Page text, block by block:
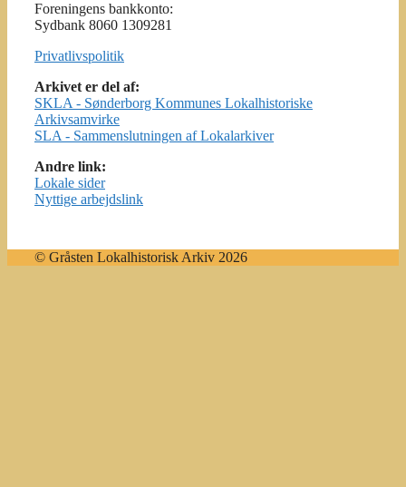
Foreningens bankkonto:
Sydbank 8060 1309281
Privatlivspolitik
Arkivet er del af:
SKLA - Sønderborg Kommunes Lokalhistoriske
Arkivsamvirke
SLA - Sammenslutningen af Lokalarkiver
Andre link:
Lokale sider
Nyttige arbejdslink
© Gråsten Lokalhistorisk Arkiv 2026